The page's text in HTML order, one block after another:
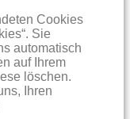
Cookies
Sie
automatisch
auf Ihrem
löschen.
Ihren